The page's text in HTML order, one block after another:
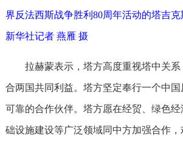
界反法西斯战争胜利80周年活动的塔吉克
新华社记者 燕雁 摄
拉赫蒙表示，塔方高度重视塔中关
合两国共同利益。塔方坚定奉行一个中国
可靠的合作伙伴。塔方愿在经贸、绿色
础设施建设等广泛领域同中方加强合作